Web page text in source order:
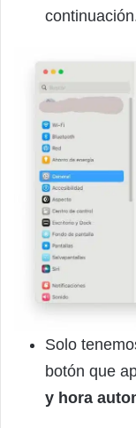
Solo
botón que
y hora